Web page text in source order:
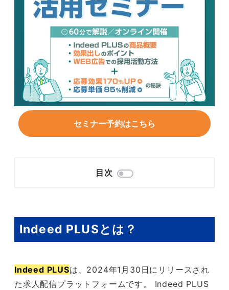
セミナー予約はこちら
目次
Indeed PLUSとは？
Indeed PLUSは、2024年1月30日にリリースされ
た求人配信プラットフォームです。 Indeed PLUS